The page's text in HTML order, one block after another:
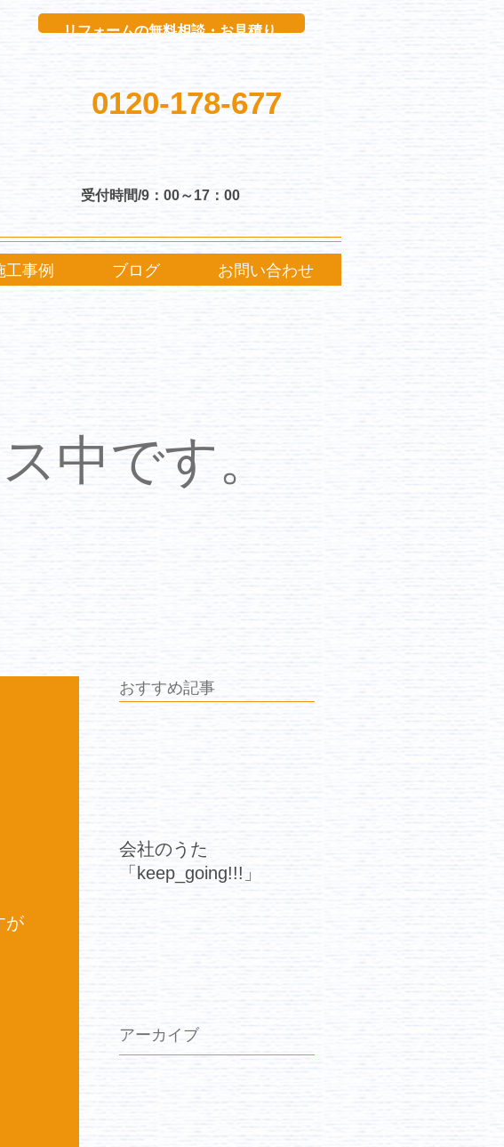
ボタン
リフォームの無料相談・お見積り
0120-178-677
受付時間/9：00～17：00
工事例 ブログ お問い合わせ
中です。
が
おすすめ記事
会社のうた
「keep_going!!!」
アーカイブ